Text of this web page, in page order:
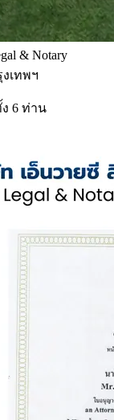
& Notary
เทพฯ
6 ท่าน